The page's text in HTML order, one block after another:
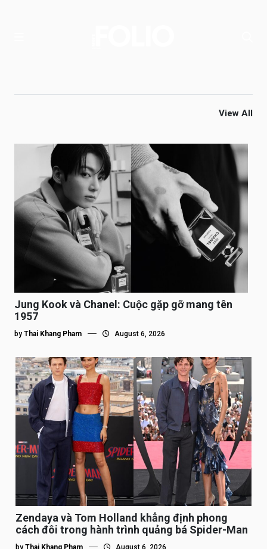
View All
Jung Kook và Chanel: Cuộc gặp gỡ mang tên
1957
by Thai Khang Pham August 6, 2026
Zendaya và Tom Holland khẳng định phong
cách đôi trong hành trình quảng bá Spider-Man
by Thai Khang Pham August 6, 2026